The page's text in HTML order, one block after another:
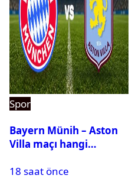
Spor
Bayern Münih – Aston
Villa maçı hangi
saat kaçta oynanacak?
18 saat önce